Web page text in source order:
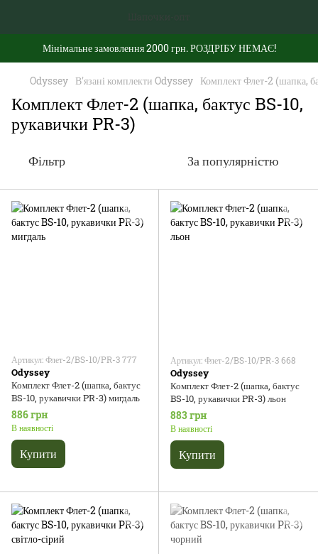
Мінімальне замовлення 2000 грн. РОЗДРІБУ НЕМАЄ!
Odyssey В'язані комплекти Odyssey Комплект Флет-2 (шапка,
Комплект Флет-2 (шапка, бактус BS-10,
рукавички PR-3)
Фільтр За популярністю
Артикул: Флет-2/BS-10/PR-3 777
Odyssey
Комплект Флет-2 (шапка, бактус
BS-10, рукавички PR-3) мигдаль
886 грн
В наявності
Купити
Артикул: Флет-2/BS-10/PR-3 668
Odyssey
Комплект Флет-2 (шапка, бактус
BS-10, рукавички PR-3) льон
883 грн
В наявності
Купити